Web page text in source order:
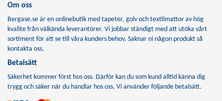
Om oss
Bergase.se är en onlinebutik med tapeter, golv och textilmattor av hög
kvalite från välkända leverantörer. Vi jobbar ständigt med att utöka vårt
sortiment för att se till våra kunders behov. Saknar ni någon produkt så
kontakta oss.
Betalsätt
Säkerhet kommer först hos oss. Därför kan du som kund alltid känna dig
trygg och säker när du handlar hos oss. Vi använder följande betalsätt.